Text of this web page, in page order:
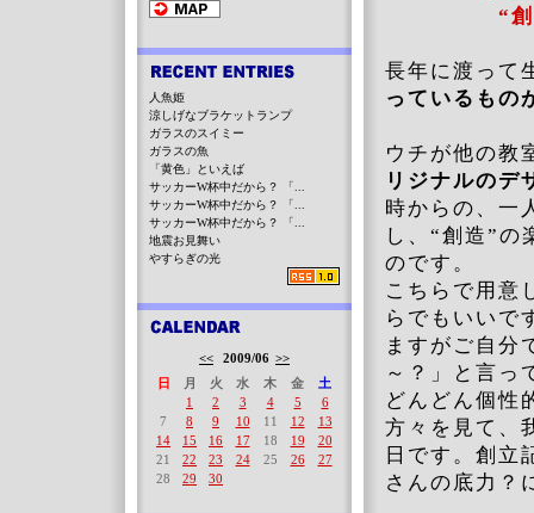
“
長年に渡って
っているもの
ウチが他の教
リジナルのデ
時からの、一
し、“創造”の
のです。
こちらで用意
らでもいい
ますがご自分
～？」と言っ
どんどん個性
方々を見て、
日です。創立
さんの底力？
人魚姫
涼しげなブラケットランプ
ガラスのスイミー
ガラスの魚
「黄色」といえば
サッカーW杯中だから？ 「...
サッカーW杯中だから？ 「...
サッカーW杯中だから？ 「...
地震お見舞い
やすらぎの光
<< 2009/06 >>
日
月 火 水 木 金
土
1
2 3 4 5
6
7
8 9 10 11 12
13
14
15 16 17 18 19
20
21
22 23 24 25 26
27
28
29 30